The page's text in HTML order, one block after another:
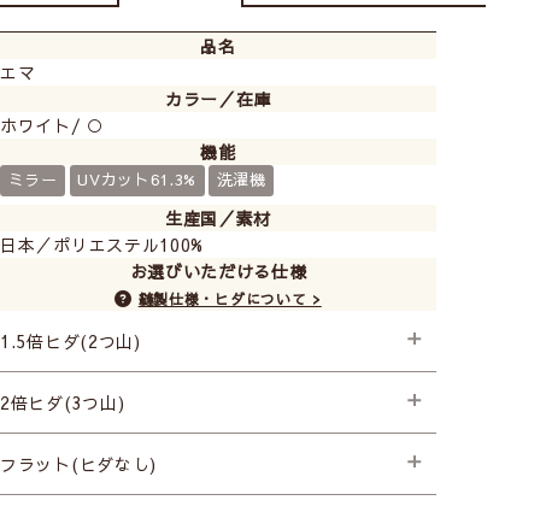
す。
シンプルな縦ストライプ模様でどのお部屋にもお使いい
ただけます。
ウォッシャブルなので自宅の洗濯機で洗えてお手入れ簡
品名
エマ
カラー／在庫
ホワイト/ ○
機能
ミラー UVカット61.3% 洗濯機
生産国／素材
日本／ポリエステル100%
お選びいただける仕様
縫製仕様・ヒダについて >
1.5倍ヒダ(2つ山)
├スタンダード縫製
2倍ヒダ(3つ山)
├プレミアム縫製+形状記憶
フラット(ヒダなし)